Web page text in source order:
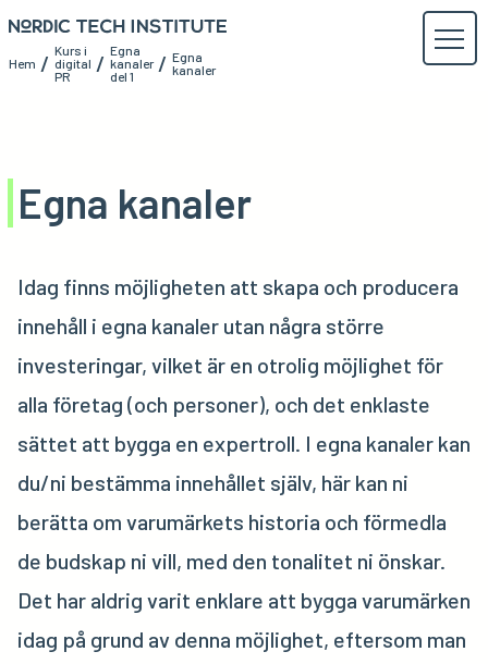
Hem / Kurs i
digital
PR
/ Egna
kanaler
del 1
/ Egna
kanaler
Egna kanaler
Idag finns möjligheten att skapa och producera
innehåll i egna kanaler utan några större
investeringar, vilket är en otrolig möjlighet för
alla företag (och personer), och det enklaste
sättet att bygga en expertroll. I egna kanaler kan
du/ni bestämma innehållet själv, här kan ni
berätta om varumärkets historia och förmedla
de budskap ni vill, med den tonalitet ni önskar.
Det har aldrig varit enklare att bygga varumärken
idag på grund av denna möjlighet, eftersom man